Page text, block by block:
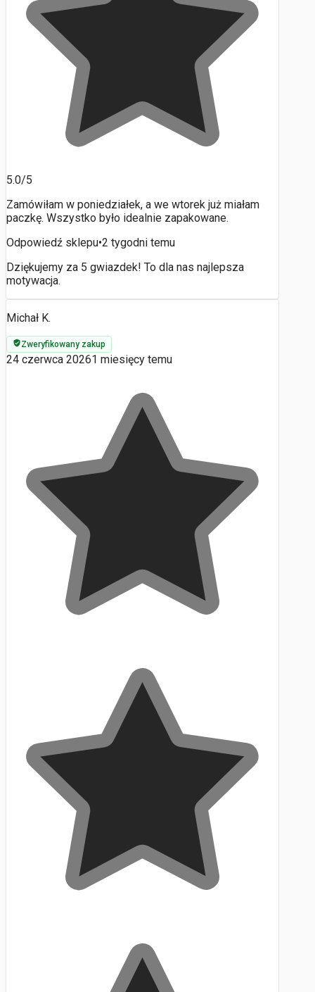
5.0/5
Zamówiłam w poniedziałek, a we wtorek już miałam
paczkę. Wszystko było idealnie zapakowane.
Odpowiedź sklepu•2 tygodni temu
Dziękujemy za 5 gwiazdek! To dla nas najlepsza
motywacja.
Michał K.
Zweryfikowany zakup
24 czerwca 20261 miesięcy temu